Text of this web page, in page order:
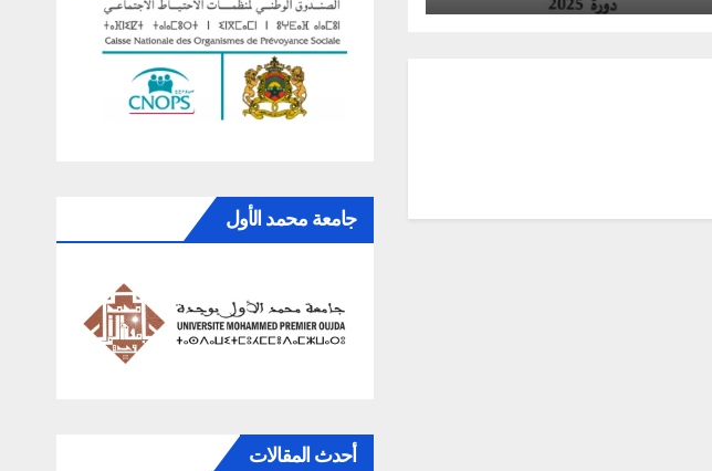
سلك تحضير مباريات
جامعة محمد الأول
أحدث المقالات